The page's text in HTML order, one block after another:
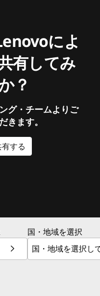
によ
有してみ
？
グ・チームよりご
きます。
する
国・地域を選択